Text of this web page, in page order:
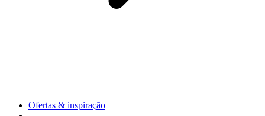
Ofertas & inspiração